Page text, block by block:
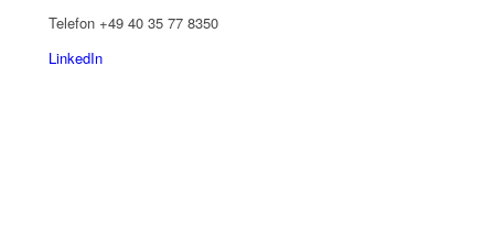
Telefon +49 40 35 77 8350
LinkedIn